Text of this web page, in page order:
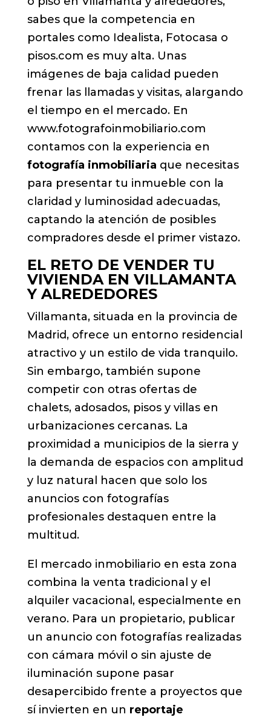
sabes que la competencia en
portales como Idealista, Fotocasa o
pisos.com es muy alta. Unas
imágenes de baja calidad pueden
frenar las llamadas y visitas, alargando
el tiempo en el mercado. En
www.fotografoinmobiliario.com
contamos con la experiencia en
fotografía inmobiliaria que necesitas
para presentar tu inmueble con la
claridad y luminosidad adecuadas,
captando la atención de posibles
compradores desde el primer vistazo.
EL RETO DE VENDER TU
VIVIENDA EN VILLAMANTA
Y ALREDEDORES
Villamanta, situada en la provincia de
Madrid, ofrece un entorno residencial
atractivo y un estilo de vida tranquilo.
Sin embargo, también supone
competir con otras ofertas de
chalets, adosados, pisos y villas en
urbanizaciones cercanas. La
proximidad a municipios de la sierra y
la demanda de espacios con amplitud
y luz natural hacen que solo los
anuncios con fotografías
profesionales destaquen entre la
multitud.
El mercado inmobiliario en esta zona
combina la venta tradicional y el
alquiler vacacional, especialmente en
verano. Para un propietario, publicar
un anuncio con fotografías realizadas
con cámara móvil o sin ajuste de
iluminación supone pasar
desapercibido frente a proyectos que
sí invierten en un reportaje